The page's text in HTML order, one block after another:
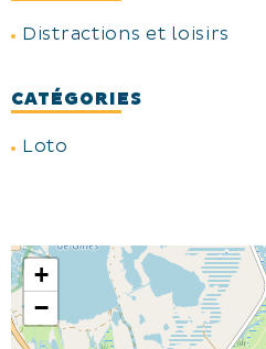
Distractions et loisirs
CATÉGORIES
Loto
+
−